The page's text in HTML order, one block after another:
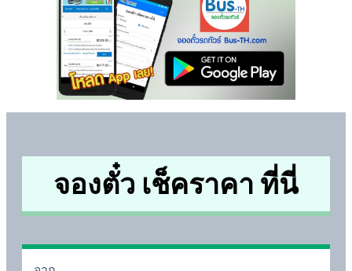
จองตั๋ว เช็คราคา ที่นี่